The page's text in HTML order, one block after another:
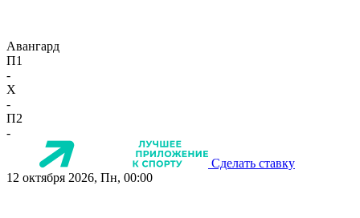
Авангард
П1
-
X
-
П2
-
Сделать ставку
12 октября 2026, Пн, 00:00